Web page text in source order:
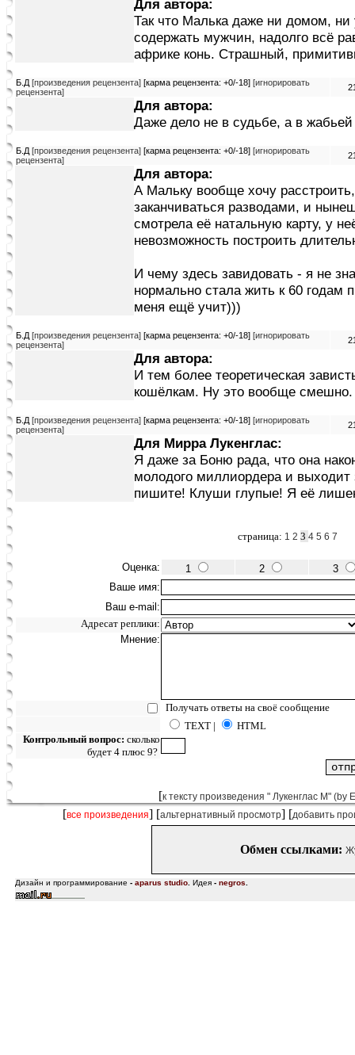
Для автора:
Так что Малька даже ни домом, ни
содержать мужчин, надолго всё
африке конь. Страшный,
Б.Д [произведения рецензента] [карма рецензента: +0/-18] [игнорировать
рецензента]
Для автора:
Даже дело не в судьбе, а в
Б.Д [произведения рецензента] [карма рецензента: +0/-18] [игнорировать
рецензента]
Для автора:
А Мальку вообще хочу
заканчиваться разводами, и
смотрела её натальную карту, у
невозможность построить
И чему здесь завидовать - я не
нормально стала жить к 60 годам
меня ещё учит)))
Б.Д [произведения рецензента] [карма рецензента: +0/-18] [игнорировать
рецензента]
Для автора:
И тем более теоретическая
кошёлкам. Ну это вообще смешно.
Б.Д [произведения рецензента] [карма рецензента: +0/-18] [игнорировать
рецензента]
Для Мирра Лукенглас:
Я даже за Боню рада, что она
молодого миллиордера и
пишите! Клуши глупые! Я её
страница: 1 2 3 4 5 6 7
Оценка: 1 2
3
Ваше имя:
Ваш e-mail:
Адресат реплики:
Мнение:
Получать ответы на своё сообщение
TEXT |
HTML
Контрольный вопрос: сколько
будет 4 плюс 9?
[к тексту произведения " Лукенглас М" (by
[все произведения] [альтернативный просмотр] [добавить
Обмен ссылками:
Дизайн и программирование - aparus studio Идея - negros